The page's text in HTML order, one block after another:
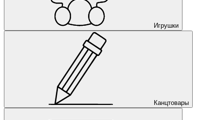
Игрушки
Канцтовары